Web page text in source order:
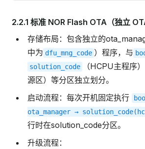
2.2.1 标准 NOR Flash OTA（独立
存储布局：包含独立的
中为 dfu_mng_code ）程序，与
solution_code
（HCPU主程序
源区）等分区独立划分。
启动流程：每次开机固定执行
ota_manager →
行时在solution_code分区。
升级流程：